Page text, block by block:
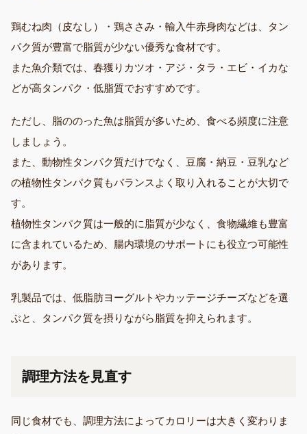
鶏むね肉（皮なし）・鶏ささみ・輸入牛赤身肉などは、タン
パク質が豊富で脂質が少ない優秀な食材です。
また魚介類では、春獲りカツオ・アジ・タラ・エビ・イカな
どが高タンパク・低脂質でおすすめです。
ただし、脂ののった魚は脂質が多いため、食べる頻度に注意
しましょう。
また、動物性タンパク質だけでなく、豆腐・納豆・豆乳など
の植物性タンパク質もバランスよく取り入れることが大切で
す。
植物性タンパク質は一般的に脂質が少なく、食物繊維も豊富
に含まれているため、腸内環境のサポートにも役立つ可能性
があります。
乳製品では、低脂肪ヨーグルトやカッテージチーズなどを選
ぶと、タンパク質を摂りながら脂質を抑えられます。
調理方法を見直す
同じ食材でも、調理方法によってカロリーは大きく変わりま